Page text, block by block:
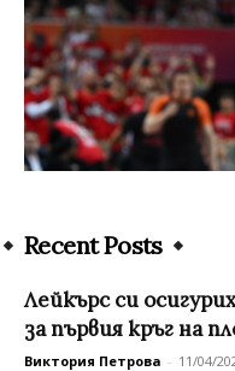
Recent Posts
Лейкърс си
за първия кръг на
Виктория Петрова - 11/04/